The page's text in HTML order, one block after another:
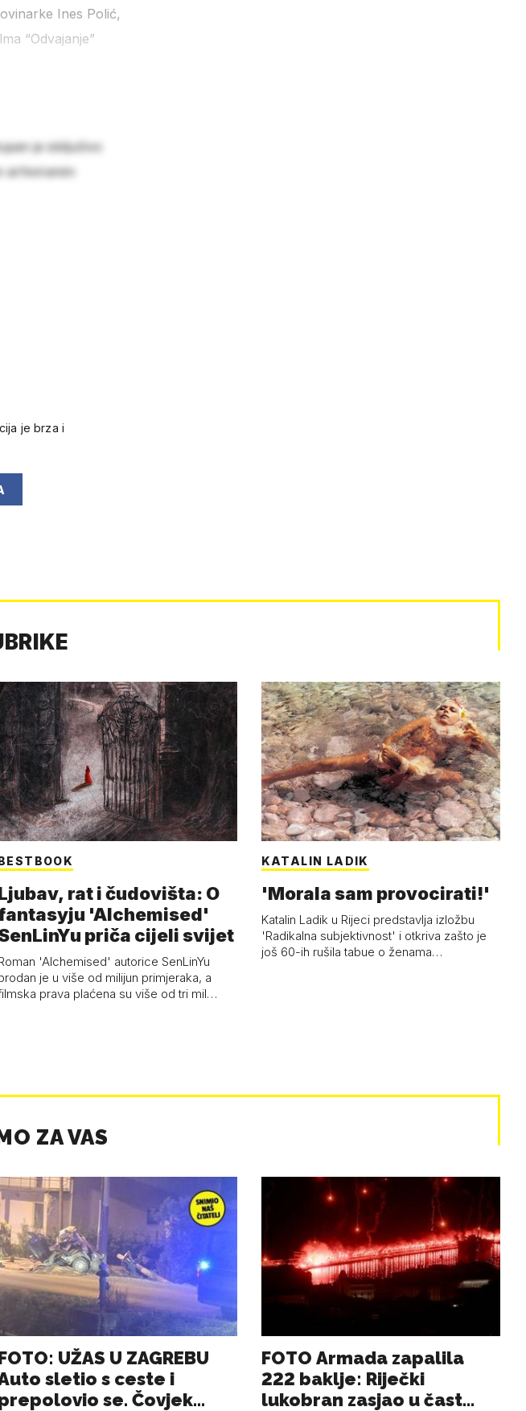
Ines Polić,
“Odvajanje”
je isključivo
arhiviranim
je brza i
rat i čudovišta: O
'Alchemised'
priča cijeli svijet
'Alchemised' autorice SenLinYu
je u više od milijun primjeraka, a
prava plaćena su više od tri mil…
KATALIN LADIK
'Morala sam provocirati!'
Katalin Ladik u Rijeci predstavlja izložbu
'Radikalna subjektivnost' i otkriva zašto je
još 60-ih rušila tabue o ženama…